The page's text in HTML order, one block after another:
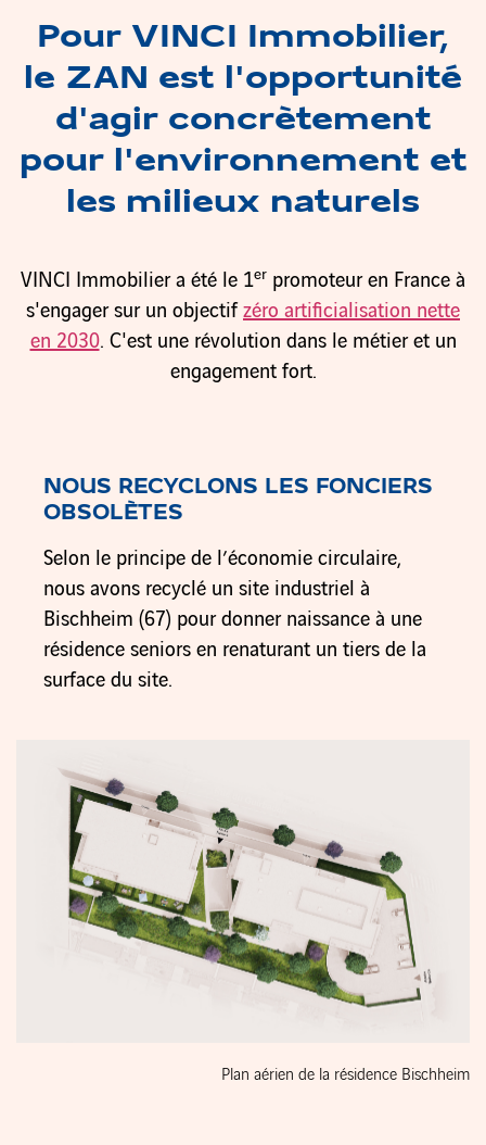
Pour VINCI Immobilier,
le ZAN est l'opportunité
d'agir concrètement
pour l'environnement et
les milieux naturels
VINCI Immobilier a été le 1er promoteur en France à
s'engager sur un objectif zéro artificialisation nette
en 2030. C'est une révolution dans le métier et un
engagement fort.
NOUS RECYCLONS LES FONCIERS
OBSOLÈTES
Selon le principe de l’économie circulaire,
nous avons recyclé un site industriel à
Bischheim (67) pour donner naissance à une
résidence seniors en renaturant un tiers de la
surface du site.
Plan aérien de la résidence Bischheim